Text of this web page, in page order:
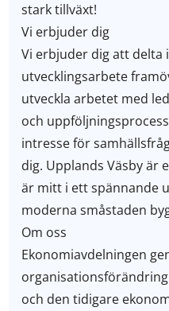
stark tillväxt!
Vi erbjuder dig
Vi erbjuder dig att delta
utvecklingsarbete
utveckla arbetet med
och
intresse för
dig. Upplands Väsby är
är mitt i ett spännande
moderna småstaden
Om oss
Ekonomiavdelningen
och den tidigare